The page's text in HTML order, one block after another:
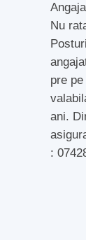
Nu
pre
ani.
: